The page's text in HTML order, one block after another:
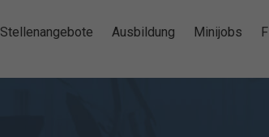
Stellenangebote Ausbildung Minijobs